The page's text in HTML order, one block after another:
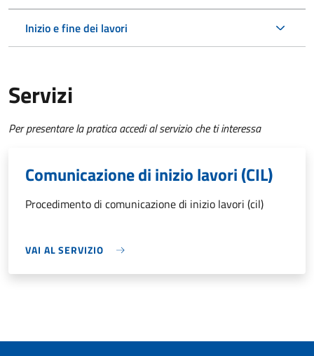
Inizio e fine dei lavori
Servizi
Per presentare la pratica accedi al servizio che ti interessa
Comunicazione di inizio lavori (CIL)
Procedimento di comunicazione di inizio lavori (cil)
VAI AL SERVIZIO